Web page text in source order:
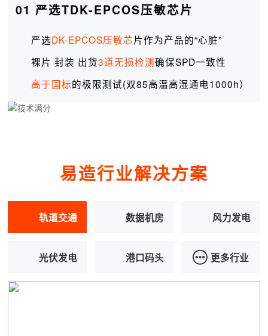
01 严选TDK-EPCOS压敏芯片
严选DK-EPCOS压敏芯片作为产品的“心脏”
裸片 封装 出货3道无损检测确保SPD一致性
高于国标的极限测试(双85高温高湿通电1000h）
易造行业解决方案
轨道交通 数据机房 风力发电
光伏发电 港口码头 更多行业